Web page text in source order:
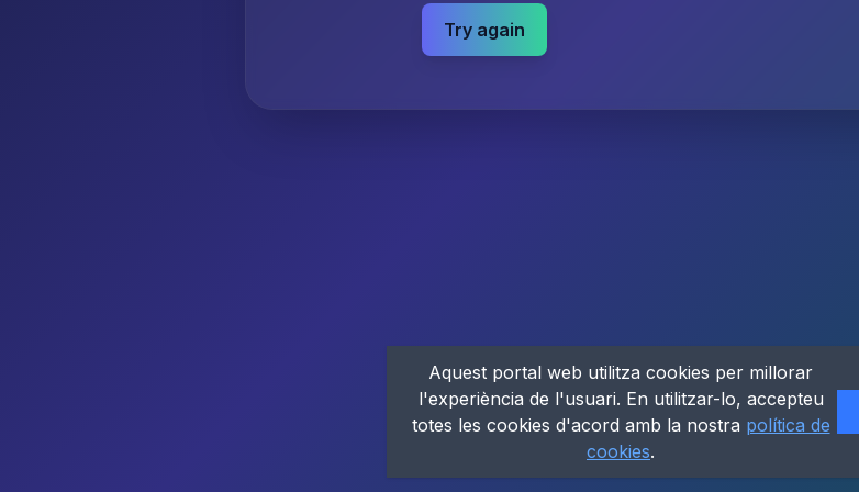
Try again
Aquest portal web utilitza cookies per millorar
l'experiència de l'usuari. En utilitzar-lo, accepteu
totes les cookies d'acord amb la nostra política de
cookies.